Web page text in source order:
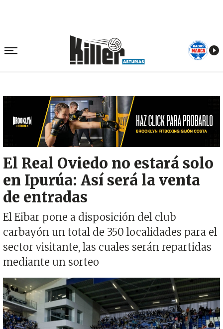
Image
El Real Oviedo no estará solo
en Ipurúa: Así será la venta
de entradas
El Eibar pone a disposición del club
carbayón un total de 350 localidades para el
sector visitante, las cuales serán repartidas
mediante un sorteo
Imagen